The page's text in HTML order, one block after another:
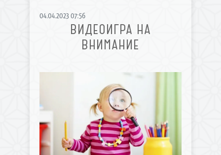
04.04.2023 07:56
ВИДЕОИГРА НА
ВНИМАНИЕ